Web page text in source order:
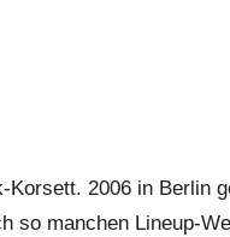
2006 in Berlin
so manchen Lineup-